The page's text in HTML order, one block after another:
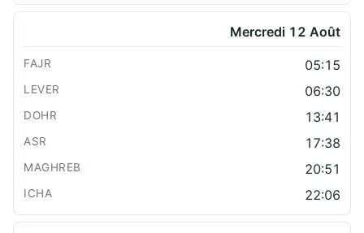
Mercredi 12 Août
05:15
06:30
13:41
17:38
20:51
22:06